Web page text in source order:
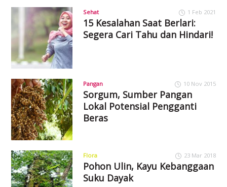
Sehat 1 Feb 2021
15 Kesalahan Saat Berlari:
Segera Cari Tahu dan Hindari!
Pangan 10 Nov 2015
Sorgum, Sumber Pangan
Lokal Potensial Pengganti
Beras
Flora 23 Mar 2018
Pohon Ulin, Kayu Kebanggaan
Suku Dayak